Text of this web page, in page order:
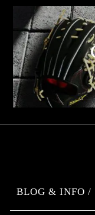
BLOG & INFO /